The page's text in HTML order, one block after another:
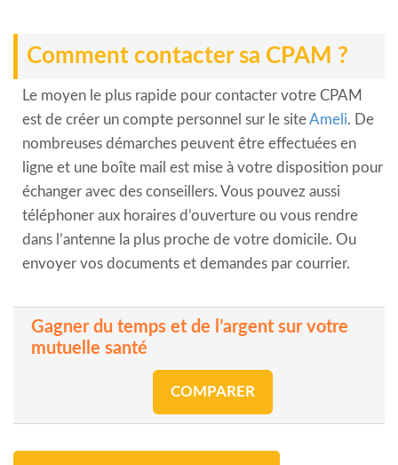
Comment contacter sa CPAM ?
Le moyen le plus rapide pour contacter votre CPAM
est de créer un compte personnel sur le siteAmeli. De
nombreuses démarches peuvent être effectuées en
ligne et une boîte mail est mise à votre disposition pour
échanger avec des conseillers. Vous pouvez aussi
téléphoner aux horaires d’ouverture ou vous rendre
dans l’antenne la plus proche de votre domicile. Ou
envoyer vos documents et demandes par courrier.
Gagner du temps et de l’argent sur votre
mutuelle santé
COMPARER